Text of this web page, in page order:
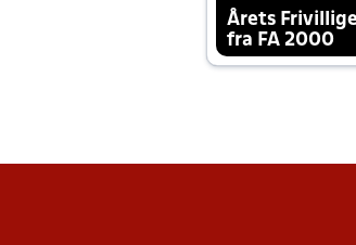
Årets
fra FA 2000